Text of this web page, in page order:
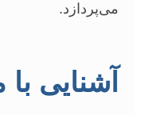
می‌پردازد.
آشنایی